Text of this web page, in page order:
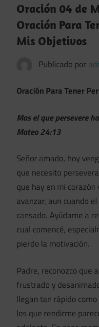
Oración 04 de
Oración Para
Mis Objetivos
Publicado por
Oración Para Tener
Mas el que persevere
Mateo 24:13
Señor amado, hoy
que necesito
que hay en mi
avanzar, aun cuando
cansado. Ayúdame a
cual comencé,
pierdo la motivación.
Padre, reconozco que
frustrado y
llegan tan rápido
los que rendirme